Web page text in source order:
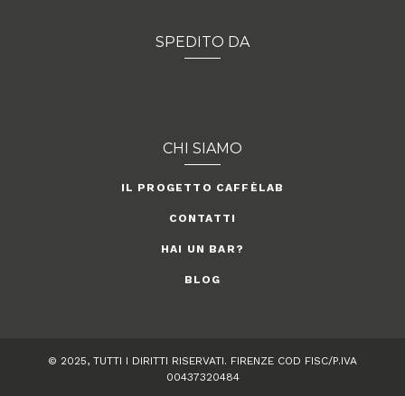
SPEDITO DA
CHI SIAMO
IL PROGETTO CAFFÈLAB
CONTATTI
HAI UN BAR?
BLOG
© 2025, TUTTI I DIRITTI RISERVATI. FIRENZE COD FISC/P.IVA
00437320484